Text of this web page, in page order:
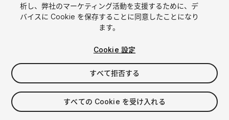
$5
消費税は決済時に計算されます
析し、弊社のマーケティング活動を支援するために、デ
バイスに Cookie を保存することに同意したことになり
ます。
Cookie 設定
すべて拒否する
すべての Cookie を受け入れる